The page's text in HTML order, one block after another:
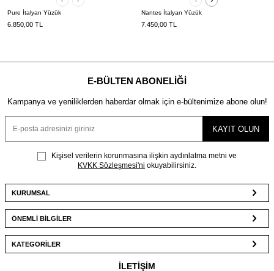
Pure İtalyan Yüzük
6.850,00 TL
Nantes İtalyan Yüzük
7.450,00TL
E-BÜLTEN ABONELIĞI
Kampanya ve yeniliklerden haberdar olmak için e-bültenimize abone olun!
KAYIT OLUN
Kişisel verilerin korunmasına ilişkin aydınlatma metni ve
KVKK Sözleşmesi'ni okuyabilirsiniz.
KURUMSAL
ÖNEMLİ BİLGİLER
KATEGORİLER
İLETİŞİM